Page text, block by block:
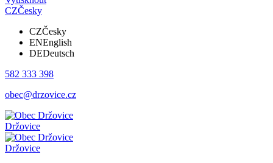
CZČesky
CZČesky
ENEnglish
DEDeutsch
582 333 398
obec@drzovice.cz
Držovice
Držovice